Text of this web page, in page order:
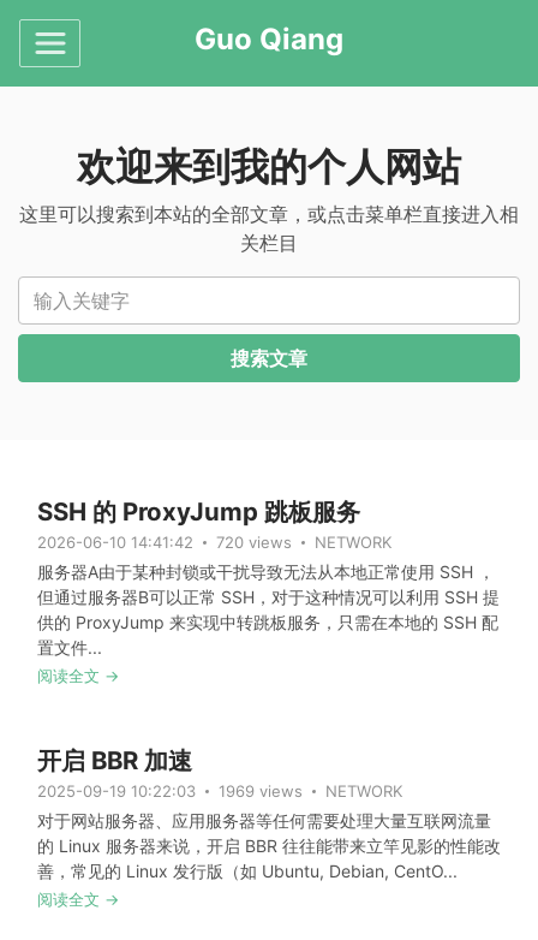
Guo Qiang
欢迎来到我的个人网站
这里可以搜索到本站的全部文章，或点击菜单栏直接进入相
关栏目
搜索文章
SSH 的 ProxyJump 跳板服务
2026-06-10 14:41:42 720 views NETWORK
服务器A由于某种封锁或干扰导致无法从本地正常使用 SSH ，
但通过服务器B可以正常 SSH，对于这种情况可以利用 SSH 提
供的 ProxyJump 来实现中转跳板服务，只需在本地的 SSH 配
置文件...
阅读全文 →
开启 BBR 加速
2025-09-19 10:22:03 1969 views NETWORK
对于网站服务器、应用服务器等任何需要处理大量互联网流量
的 Linux 服务器来说，开启 BBR 往往能带来立竿见影的性能改
善，常见的 Linux 发行版（如 Ubuntu, Debian, CentO...
阅读全文 →